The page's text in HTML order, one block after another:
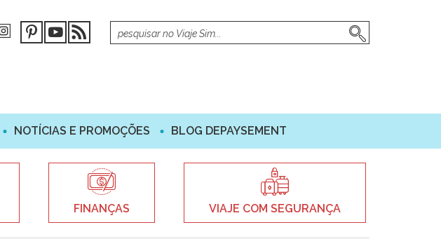
NOTÍCIAS E PROMOÇÕES BLOG DEPAYSEMENT
FINANÇAS VIAJE COM SEGURANÇA